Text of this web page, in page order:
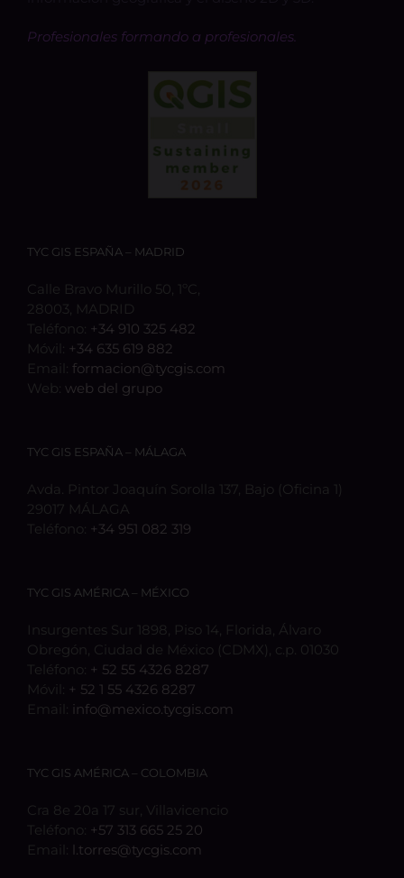
Profesionales formando a profesionales.
TYC GIS ESPAÑA – MADRID
Calle Bravo Murillo 50, 1ºC,
28003, MADRID
Teléfono: +34 910 325 482
Móvil: +34 635 619 882
Email: formacion@tycgis.com
Web: web del grupo
TYC GIS ESPAÑA – MÁLAGA
Avda. Pintor Joaquín Sorolla 137, Bajo (Oficina 1)
29017 MÁLAGA
Teléfono: +34 951 082 319
TYC GIS AMÉRICA – MÉXICO
Insurgentes Sur 1898, Piso 14, Florida, Álvaro
Obregón, Ciudad de México (CDMX), c.p. 01030
Teléfono: + 52 55 4326 8287
Móvil: + 52 1 55 4326 8287
Email: info@mexico.tycgis.com
TYC GIS AMÉRICA – COLOMBIA
Cra 8e 20a 17 sur, Villavicencio
Teléfono: +57 313 665 25 20
Email: l.torres@tycgis.com